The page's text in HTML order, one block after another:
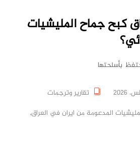
كبح جماح المليشيات
بأسلحتها
تقارير وترجمات
المدعومة من ايران في العراق,